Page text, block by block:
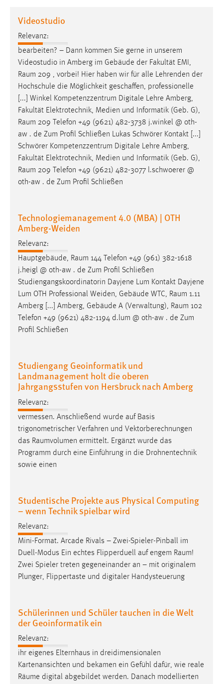
Videostudio
Relevanz:
bearbeiten? – Dann kommen Sie gerne in unserem
Videostudio in Amberg im Gebäude der Fakultät EMI,
Raum 209 , vorbei! Hier haben wir für alle Lehrenden der
Hochschule die Möglichkeit geschaffen, professionelle
[...] Winkel Kompetenzzentrum Digitale Lehre Amberg,
Fakultät Elektrotechnik, Medien und Informatik (Geb. G),
Raum 209 Telefon +49 (9621) 482-3738 j.winkel @ oth-
aw . de Zum Profil Schließen Lukas Schwörer Kontakt [...]
Schwörer Kompetenzzentrum Digitale Lehre Amberg,
Fakultät Elektrotechnik, Medien und Informatik (Geb. G),
Raum 209 Telefon +49 (9621) 482-3077 l.schwoerer @
oth-aw . de Zum Profil Schließen
Technologiemanagement 4.0 (MBA) | OTH
Amberg-Weiden
Relevanz:
Hauptgebäude, Raum 144 Telefon +49 (961) 382-1618
j.heigl @ oth-aw . de Zum Profil Schließen
Studiengangskoordinatorin Dayjene Lum Kontakt Dayjene
Lum OTH Professional Weiden, Gebäude WTC, Raum 1.11
Amberg [...] Amberg, Gebäude A (Verwaltung), Raum 102
Telefon +49 (9621) 482-1194 d.lum @ oth-aw . de Zum
Profil Schließen
Studiengang Geoinformatik und
Landmanagement holt die oberen
Jahrgangsstufen von Hersbruck nach Amberg
Relevanz:
vermessen. Anschließend wurde auf Basis
trigonometrischer Verfahren und Vektorberechnungen
das Raumvolumen ermittelt. Ergänzt wurde das
Programm durch eine Einführung in die Drohnentechnik
sowie einen
Studentische Projekte aus Physical Computing
– wenn Technik spielbar wird
Relevanz:
Mini-Format. Arcade Rivals – Zwei-Spieler-Pinball im
Duell-Modus Ein echtes Flipperduell auf engem Raum!
Zwei Spieler treten gegeneinander an – mit originalem
Plunger, Flippertaste und digitaler Handysteuerung
Schülerinnen und Schüler tauchen in die Welt
der Geoinformatik ein
Relevanz:
ihr eigenes Elternhaus in dreidimensionalen
Kartenansichten und bekamen ein Gefühl dafür, wie reale
Räume digital abgebildet werden. Danach modellierten
Performance
Name:
staticfilecache
Zweck:
Für performante Seitenauslieferung wird in diesem Cookie
gespeichert, ob man eingeloggt ist.
Sprachpräferenz
Name:
site-language-preference
Zweck:
Das Cookie speichert die gewählte Sprache der Website.
Chat
Name:
MibewSessionID, MIBEW_UserID, mibew_locale, mibew-
chat-frame-style-5e9dbeb1811c0446
Zweck:
Wird benötigt um die Chatfunktion nutzen zu können.
Cookie Laufzeit:
MibewSessionID, mibew-chat-frame-style-
Login
Name:
fe_user, be_user, be_lastLoginProvider
Zweck:
Dieser Cookie ist notwendig um sich an der Website
einloggen zu können.
STATISTIK
Statistik Cookies erfassen Informationen anonym.
Diese Informationen helfen uns zu verstehen, wie
unsere Besucher unsere Website nutzen.
_pk_ref, _pk_cvar, _pk_id, _pk_ses
Zweck:
Zugriffsstatistik
Cookie Laufzeit:
Max. 13 Monate